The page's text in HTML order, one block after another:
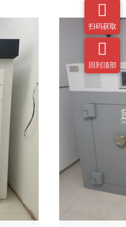

扫码获取

回到顶部